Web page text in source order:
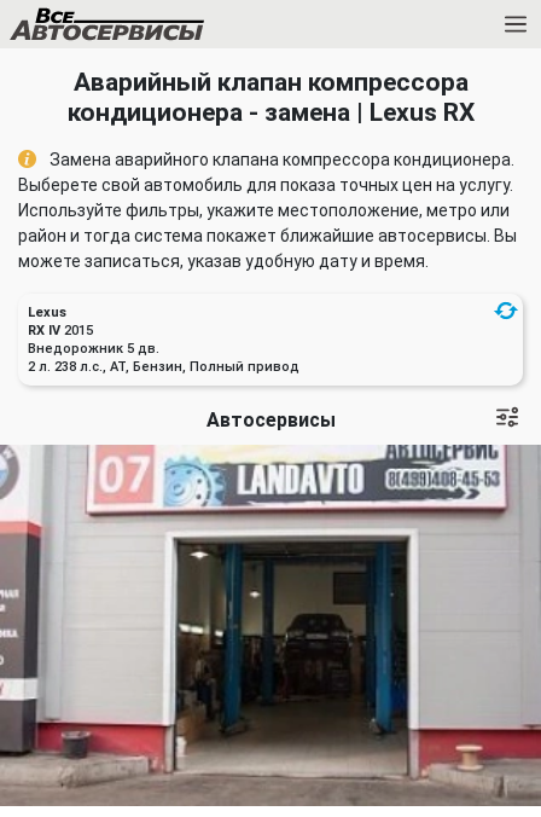
Аварийный клапан компрессора
кондиционера - замена | Lexus RX
Замена аварийного клапана компрессора кондиционера.
Выберете свой автомобиль для показа точных цен на услугу.
Используйте фильтры, укажите местоположение, метро или
район и тогда система покажет ближайшие автосервисы. Вы
можете записаться, указав удобную дату и время.
Lexus
RX IV 2015
Внедорожник 5 дв.
2 л. 238 л.с., AT, Бензин, Полный привод
Автосервисы